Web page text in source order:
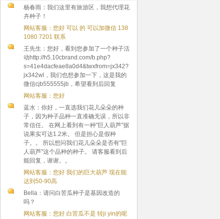
杨春雨：我们这里有旅游区，我想代理花
卉种子！
网站客服：您好 可以 的 可以加微信 138
1080 7201 联系
王先生：您好，看到您参加了一个种子活
动http://h5.10cbrand.com/b.php?
s=41e4dacfeae8a0d4&twxfrom=jx342?
jx342wl，我们也想参加一下，这是我的
微信cjb555555jb，希望看到后回复
网站客服：您好
蓝水：你好，一直选我们花儿朵朵的种
子，因为种子品种一直准确无误，所以非
常信任。 在网上看到有一种"巨人葫芦"据
说果实可达1.2米。 但是担心是假种
子。。 所以想问我们花儿朵朵是否有"巨
人葫芦"这个品种的种子。 请客服看到后
能回复，谢谢。。
网站客服：您好 我们的巨大葫芦 现在能
达到50-90高
Bella：请问白苦瓜种子是基因改造的
吗？
网站客服：您好 白苦瓜不是 转ji yin的呢